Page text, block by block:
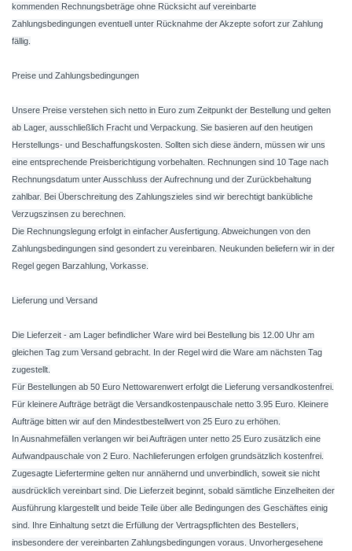
kommenden Rechnungsbeträge ohne Rücksicht auf vereinbarte
Zahlungsbedingungen eventuell unter Rücknahme der Akzepte sofort zur Zahlung
fällig.
Preise und Zahlungsbedingungen
Unsere Preise verstehen sich netto in Euro zum Zeitpunkt der Bestellung und gelten
ab Lager, ausschließlich Fracht und Verpackung. Sie basieren auf den heutigen
Herstellungs- und Beschaffungskosten. Sollten sich diese ändern, müssen wir uns
eine entsprechende Preisberichtigung vorbehalten. Rechnungen sind 10 Tage nach
Rechnungsdatum unter Ausschluss der Aufrechnung und der Zurückbehaltung
zahlbar. Bei Überschreitung des Zahlungszieles sind wir berechtigt bankübliche
Verzugszinsen zu berechnen.
Die Rechnungslegung erfolgt in einfacher Ausfertigung. Abweichungen von den
Zahlungsbedingungen sind gesondert zu vereinbaren. Neukunden beliefern wir in der
Regel gegen Barzahlung, Vorkasse.
Lieferung und Versand
Die Lieferzeit - am Lager befindlicher Ware wird bei Bestellung bis 12.00 Uhr am
gleichen Tag zum Versand gebracht. In der Regel wird die Ware am nächsten Tag
zugestellt.
Für Bestellungen ab 50 Euro Nettowarenwert erfolgt die Lieferung versandkostenfrei.
Für kleinere Aufträge beträgt die Versandkostenpauschale netto 3.95 Euro. Kleinere
Aufträge bitten wir auf den Mindestbestellwert von 25 Euro zu erhöhen.
In Ausnahmefällen verlangen wir bei Aufträgen unter netto 25 Euro zusätzlich eine
Aufwandpauschale von 2 Euro. Nachlieferungen erfolgen grundsätzlich kostenfrei.
Zugesagte Liefertermine gelten nur annähernd und unverbindlich, soweit sie nicht
ausdrücklich vereinbart sind. Die Lieferzeit beginnt, sobald sämtliche Einzelheiten der
Ausführung klargestellt und beide Teile über alle Bedingungen des Geschäftes einig
sind. Ihre Einhaltung setzt die Erfüllung der Vertragspflichten des Bestellers,
insbesondere der vereinbarten Zahlungsbedingungen voraus. Unvorhergesehene